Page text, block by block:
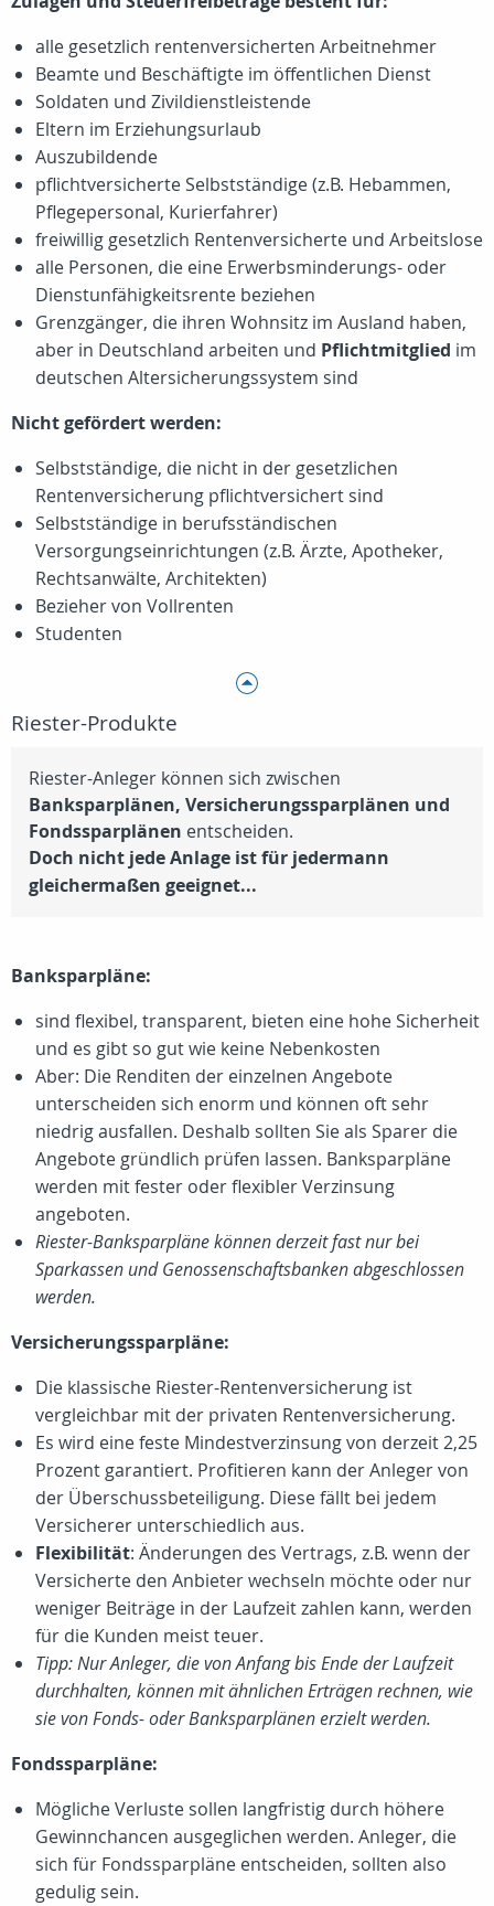
alle gesetzlich rentenversicherten Arbeitnehmer
Beamte und Beschäftigte im öffentlichen Dienst
Soldaten und Zivildienstleistende
Eltern im Erziehungsurlaub
Auszubildende
pflichtversicherte Selbstständige (z.B. Hebammen,
Pflegepersonal, Kurierfahrer)
freiwillig gesetzlich Rentenversicherte und Arbeitslose
alle Personen, die eine Erwerbsminderungs- oder
Dienstunfähigkeitsrente beziehen
Grenzgänger, die ihren Wohnsitz im Ausland haben,
aber in Deutschland arbeiten und Pflichtmitglied im
deutschen Altersicherungssystem sind
Nicht gefördert werden:
Selbstständige, die nicht in der gesetzlichen
Rentenversicherung pflichtversichert sind
Selbstständige in berufsständischen
Versorgungseinrichtungen (z.B. Ärzte, Apotheker,
Rechtsanwälte, Architekten)
Bezieher von Vollrenten
Studenten
Riester-Produkte
Riester-Anleger können sich zwischen
Banksparplänen, Versicherungssparplänen und
Fondssparplänen entscheiden.
Doch nicht jede Anlage ist für jedermann
gleichermaßen geeignet...
Banksparpläne:
sind flexibel, transparent, bieten eine hohe Sicherheit
und es gibt so gut wie keine Nebenkosten
Aber: Die Renditen der einzelnen Angebote
unterscheiden sich enorm und können oft sehr
niedrig ausfallen. Deshalb sollten Sie als Sparer die
Angebote gründlich prüfen lassen. Banksparpläne
werden mit fester oder flexibler Verzinsung
angeboten.
Riester-Banksparpläne können derzeit fast nur bei
Sparkassen und Genossenschaftsbanken abgeschlossen
werden.
Versicherungssparpläne:
Die klassische Riester-Rentenversicherung ist
vergleichbar mit der privaten Rentenversicherung.
Es wird eine feste Mindestverzinsung von derzeit 2,25
Prozent garantiert. Profitieren kann der Anleger von
der Überschussbeteiligung. Diese fällt bei jedem
Versicherer unterschiedlich aus.
Flexibilität: Änderungen des Vertrags, z.B. wenn der
Versicherte den Anbieter wechseln möchte oder nur
weniger Beiträge in der Laufzeit zahlen kann, werden
für die Kunden meist teuer.
Tipp: Nur Anleger, die von Anfang bis Ende der Laufzeit
durchhalten, können mit ähnlichen Erträgen rechnen, wie
sie von Fonds- oder Banksparplänen erzielt werden.
Fondssparpläne:
Mögliche Verluste sollen langfristig durch höhere
Gewinnchancen ausgeglichen werden. Anleger, die
sich für Fondssparpläne entscheiden, sollten also
gedulig sein.